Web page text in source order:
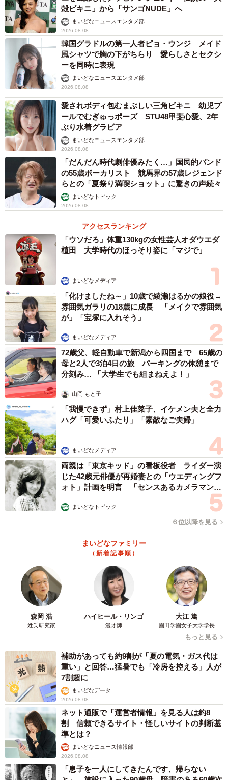
殻ビキニ」から「サンゴNUDE」へ
まいどなニュースエンタメ部
2026.08.08
韓国グラドルの第一人者ピョ・ウンジ メイド
風シャツで胸の下がちらり 愛らしさとセクシ
ーを同時に表現
まいどなニュースエンタメ部
2026.08.08
愛されボディ包むまぶしい三角ビキニ 幼児プ
ールでむぎゅっポーズ STU48甲斐心愛、2年
ぶり水着グラビア
まいどなニュースエンタメ部
2026.08.08
「だんだん時代劇俳優みたく…」国民的バンド
の55歳ボーカリスト 競馬界の57歳レジェンド
らとの「夏祭り満喫ショット」に驚きの声続々
まいどなトピック
2026.08.08
アクセスランキング
「ウソだろ」体重130kgの女性芸人オダウエダ
植田 大学時代のほっそり姿に「マジで」
まいどなメディア
「化けましたね～」10歳で綾瀬はるかの娘役→
雰囲気ガラリの18歳に成長 「メイクで雰囲気
が」「宝塚に入れそう」
まいどなメディア
72歳父、軽自動車で新潟から四国まで 65歳の
母と2人で3泊4日の旅 パーキングの休憩まで
分刻み… 「大学生でも組まねえよ！」
山岡 もと子
「我慢できず」村上佳菜子、イケメン夫と全力
ハグ「可愛いふたり」「素敵なご夫婦」
まいどなメディア
両親は「東京キッド」の看板役者 ライダー演
じた42歳元俳優が再婚妻との「ウエディングフ
ォト」計画を明言 「センスあるカメラマン求
まいどなトピック
６位以降を見る
まいどなファミリー
（新着記事順）
森岡 浩
姓氏研究家
ハイヒール・リンゴ
漫才師
大江 篤
園田学園女子大学学長
もっと見る
補助があっても約9割が「夏の電気・ガス代は
重い」と回答…猛暑でも「冷房を控える」人が
7割超に
まいどなデータ
2026.08.08
ネット通販で「運営者情報」を見る人は約8
割 信頼できるサイト・怪しいサイトの判断基
準とは？
まいどなニュース情報部
2026.08.08
「息子を一人にしてきたんです、帰らない